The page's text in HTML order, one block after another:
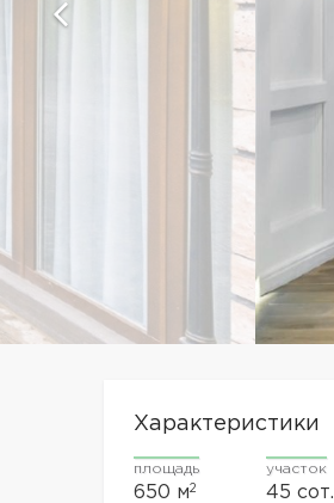
Характеристики
площадь
650 м2
участок
45 сот.